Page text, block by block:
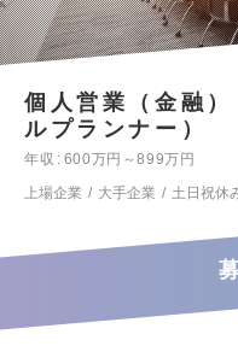
個人営業（金融
ルプランナー）
年収
600万円～899万円
上場企業
大手企業 土日祝休